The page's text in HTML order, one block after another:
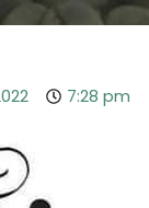
7:28 pm